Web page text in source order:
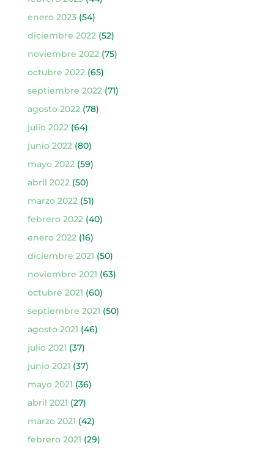
enero 2023(54)
diciembre 2022(52)
noviembre 2022(75)
octubre 2022(65)
septiembre 2022(71)
agosto 2022(78)
julio 2022(64)
junio 2022(80)
mayo 2022(59)
abril 2022(50)
marzo 2022(51)
febrero 2022(40)
enero 2022(16)
diciembre 2021 (50)
noviembre 2021 (63)
octubre 2021 (60)
septiembre 2021 (50)
agosto 2021 (46)
julio 2021 (37)
junio 2021 (37)
mayo 2021 (36)
abril 2021 (27)
marzo 2021 (42)
febrero 2021 (29)